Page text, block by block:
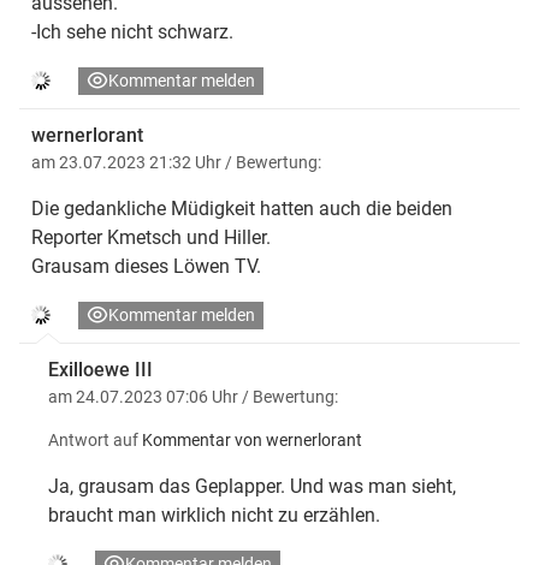
-Ich sehe nicht schwarz.
Kommentar melden
wernerlorant
am 23.07.2023 21:32 Uhr / Bewertung:
Die gedankliche Müdigkeit hatten auch die beiden
Reporter Kmetsch und Hiller.
Grausam dieses Löwen TV.
Kommentar melden
Exilloewe III
am 24.07.2023 07:06 Uhr / Bewertung:
Antwort auf Kommentar von wernerlorant
Ja, grausam das Geplapper. Und was man sieht,
braucht man wirklich nicht zu erzählen.